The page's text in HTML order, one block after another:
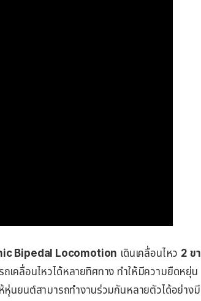
Bipedal Locomotion เดินเคลื่อนไหว 2 ขา
เคลื่อนไหวได้หลายทิศทาง ทำให้มีความยืดหยุ่น
หุ่นยนต์สามารถทำงานร่วมกันหลายตัวได้อย่างมี